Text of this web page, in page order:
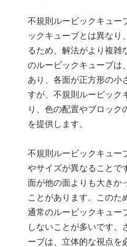
不規則ルービックキュー
ックキューブとは異なり
るため、解法がより複雑
のルービックキューブは
あり、各面が正方形の小
すが、不規則ルービック
り、色の配置やブロック
を提供します。
不規則ルービックキュー
やサイズが異なることで
面が他の面よりも大きか
ことがあります。このた
通常のルービックキュー
しないことが多いです。
ーブは、立体的な視点を